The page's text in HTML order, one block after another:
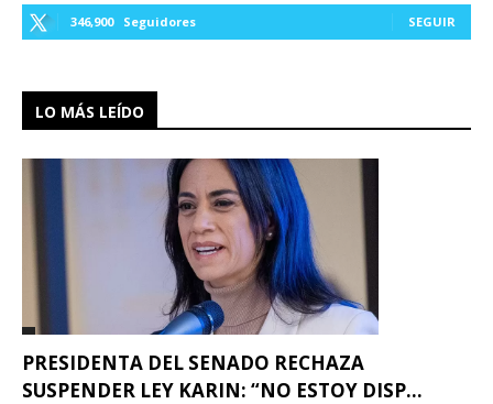
346,900 Seguidores SEGUIR
LO MÁS LEÍDO
PRESIDENTA DEL SENADO RECHAZA
SUSPENDER LEY KARIN: “NO ESTOY DISP...